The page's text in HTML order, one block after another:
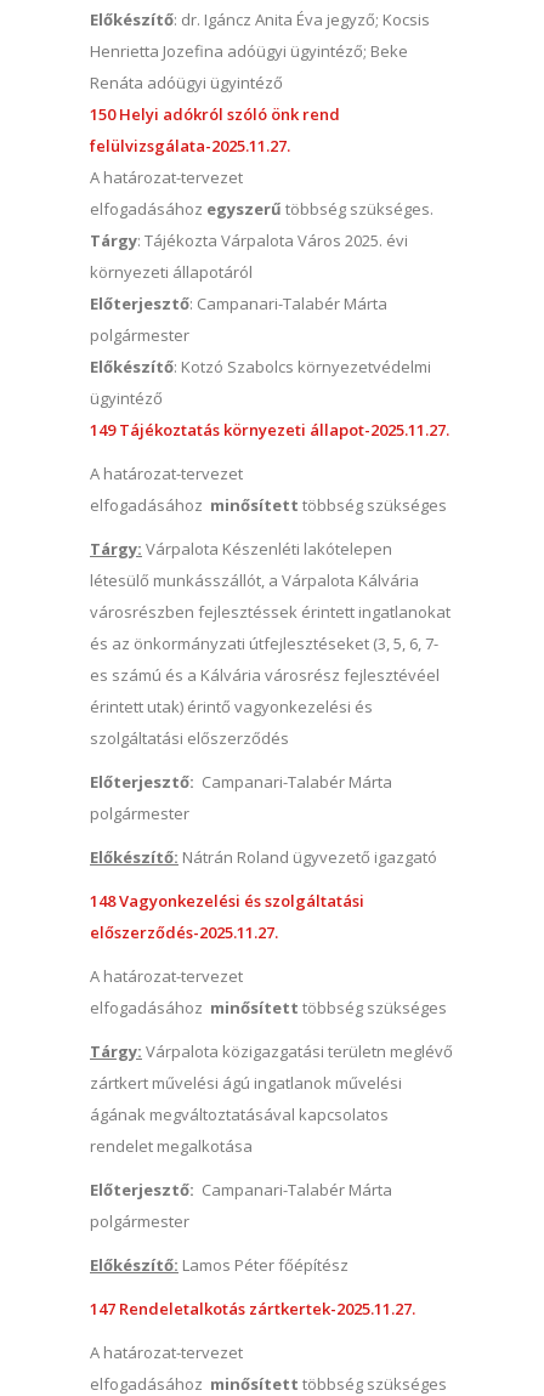
Előkészítő: dr. Igáncz Anita Éva jegyző; Kocsis
Henrietta Jozefina adóügyi ügyintéző; Beke
Renáta adóügyi ügyintéző
150 Helyi adókról szóló önk rend
felülvizsgálata-2025.11.27.
A határozat-tervezet
elfogadásához egyszerű többség szükséges.
Tárgy: Tájékozta Várpalota Város 2025. évi
környezeti állapotáról
Előterjesztő: Campanari-Talabér Márta
polgármester
Előkészítő: Kotzó Szabolcs környezetvédelmi
ügyintéző
149 Tájékoztatás környezeti állapot-2025.11.27.
A határozat-tervezet
elfogadásához minősített többség szükséges
Tárgy: Várpalota Készenléti lakótelepen
létesülő munkásszállót, a Várpalota Kálvária
városrészben fejlesztéssek érintett ingatlanokat
és az önkormányzati útfejlesztéseket (3, 5, 6, 7-
es számú és a Kálvária városrész fejlesztévéel
érintett utak) érintő vagyonkezelési és
szolgáltatási előszerződés
Előterjesztő: Campanari-Talabér Márta
polgármester
Előkészítő: Nátrán Roland ügyvezető igazgató
148 Vagyonkezelési és szolgáltatási
előszerződés-2025.11.27.
A határozat-tervezet
elfogadásához minősített többség szükséges
Tárgy: Várpalota közigazgatási területn meglévő
zártkert művelési ágú ingatlanok művelési
ágának megváltoztatásával kapcsolatos
rendelet megalkotása
Előterjesztő: Campanari-Talabér Márta
polgármester
Előkészítő: Lamos Péter főépítész
147 Rendeletalkotás zártkertek-2025.11.27.
A határozat-tervezet
elfogadásához minősített többség szükséges